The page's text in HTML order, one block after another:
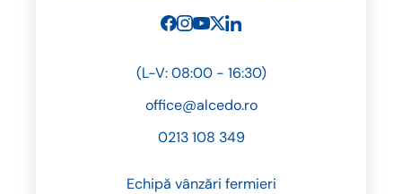
(L-V: 08:00 - 16:30)
office@alcedo.ro
0213 108 349
Echipă vânzări fermieri